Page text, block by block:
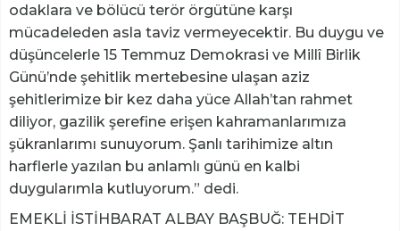
odaklara ve bölücü terör örgütüne karşı
mücadeleden asla taviz vermeyecektir. Bu duygu ve
düşüncelerle 15 Temmuz Demokrasi ve Millî Birlik
Günü’nde şehitlik mertebesine ulaşan aziz
şehitlerimize bir kez daha yüce Allah’tan rahmet
diliyor, gazilik şerefine erişen kahramanlarımıza
şükranlarımı sunuyorum. Şanlı tarihimize altın
harflerle yazılan bu anlamlı günü en kalbi
duygularımla kutluyorum.” dedi.
EMEKLİ İSTİHBARAT ALBAY BAŞBUĞ: TEHDİT